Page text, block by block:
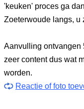
'keuken' proces ga
Zoeterwoude langs, u
Aanvulling ontvangen
zeer content dus wat
worden.
Reactie of foto